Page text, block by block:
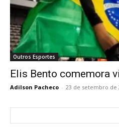
Outros Esportes
Elis Bento comemora
Adilson Pacheco - 23 de setembro de